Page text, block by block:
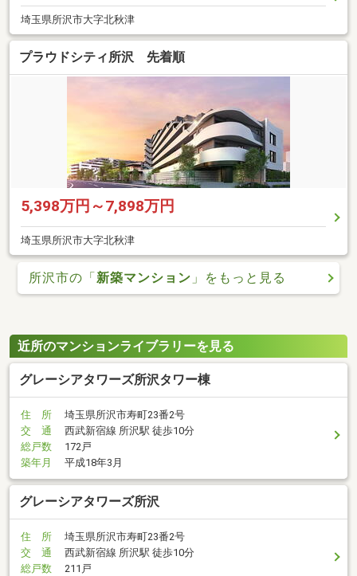
埼玉県所沢市大字北秋津
プラウドシティ所沢 先着順
5,398万円～7,898万円
埼玉県所沢市大字北秋津
所沢市の「新築マンション 」をもっと見る
近所のマンションライブラリーを見る
グレーシアタワーズ所沢タワー棟
住 所
埼玉県所沢市寿町23番2号
交 通
西武新宿線 所沢駅 徒歩10分
総戸数
172戸
築年月
平成18年3月
グレーシアタワーズ所沢
住 所
埼玉県所沢市寿町23番2号
交 通
西武新宿線 所沢駅 徒歩10分
総戸数
211戸